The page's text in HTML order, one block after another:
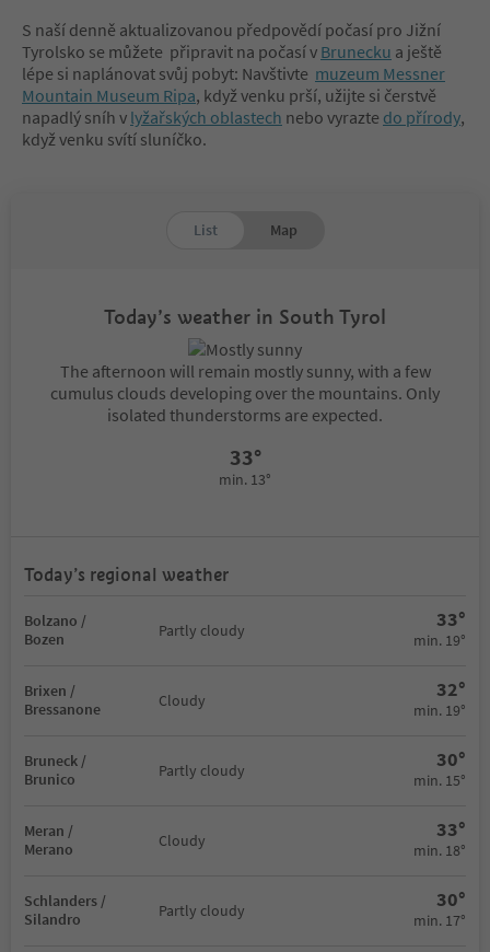
S naší denně aktualizovanou předpovědí počasí pro Jižní
Tyrolsko se můžete připravit na počasí v Brunecku a ještě
lépe si naplánovat svůj pobyt: Navštivte muzeum Messner
Mountain Museum Ripa, když venku prší, užijte si čerstvě
napadlý sníh v lyžařských oblastech nebo vyrazte do přírody,
když venku svítí sluníčko.
List Map
Today’s weather in South Tyrol
The afternoon will remain mostly sunny, with a few
cumulus clouds developing over the mountains. Only
isolated thunderstorms are expected.
33°
min. 13°
Today’s regional weather
Bolzano /
Bozen
Partly cloudy 33°
min. 19°
Brixen /
Bressanone
Cloudy 32°
min. 19°
Bruneck /
Brunico
Partly cloudy 30°
min. 15°
Meran /
Merano
Cloudy 33°
min. 18°
Schlanders /
Silandro
Partly cloudy 30°
min. 17°